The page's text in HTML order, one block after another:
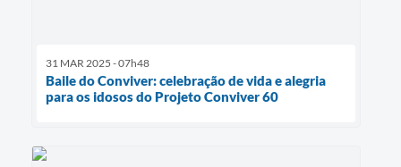
31 MAR 2025 - 07h48
Baile do Conviver: celebração de vida e alegria
para os idosos do Projeto Conviver 60